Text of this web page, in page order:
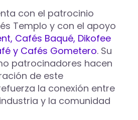
con el patrocinio
Templo y con el apoyo
Cafés Baqué, Dikofee
y Cafés Gometero. Su
patrocinadores hacen
de este
la conexión entre
y la comunidad